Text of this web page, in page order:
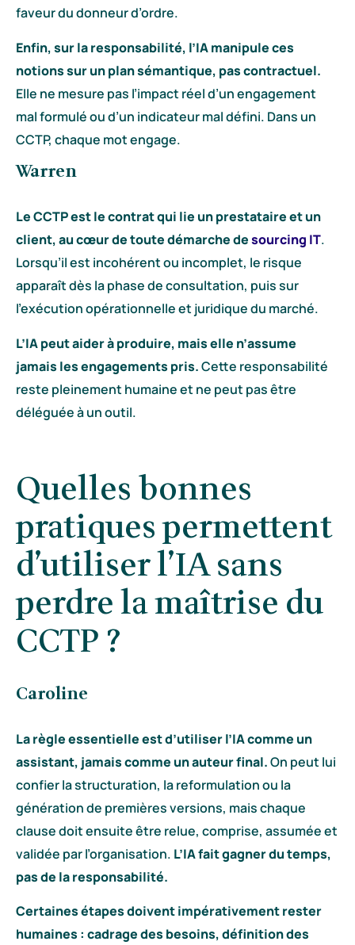
faveur du donneur d’ordre.
Enfin, sur la responsabilité, l’IA manipule ces
notions sur un plan sémantique, pas contractuel.
Elle ne mesure pas l’impact réel d’un engagement
mal formulé ou d’un indicateur mal défini. Dans un
CCTP, chaque mot engage.
Warren
Le CCTP est le contrat qui lie un prestataire et un
client, au cœur de toute démarche desourcing IT.
Lorsqu’il est incohérent ou incomplet, le risque
apparaît dès la phase de consultation, puis sur
l’exécution opérationnelle et juridique du marché.
L’IA peut aider à produire, mais elle n’assume
jamais les engagements pris.Cette responsabilité
reste pleinement humaine et ne peut pas être
déléguée à un outil.
Quelles bonnes
pratiques permettent
d’utiliser l’IA sans
perdre la maîtrise du
CCTP ?
Caroline
La règle essentielle est d’utiliser l’IA comme un
assistant, jamais comme un auteur final.On peut lui
confier la structuration, la reformulation ou la
génération de premières versions, mais chaque
clause doit ensuite être relue, comprise, assumée et
validée par l’organisation. L’IA fait gagner du temps,
pas de la responsabilité.
Certaines étapes doivent impérativement rester
humaines : cadrage des besoins, définition des